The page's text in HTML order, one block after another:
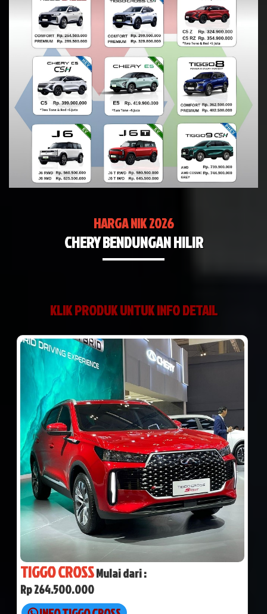
HARGA NIK 2026
CHERY BENDUNGAN HILIR
KLIK PRODUK UNTUK INFO DETAIL
TIGGO CROSSMulai dari :
Rp 264.500.000